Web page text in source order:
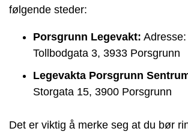
følgende steder:
Porsgrunn Legevakt:
Tollbodgata 3, 3933 Porsgrunn
Legevakta Porsgrunn
Storgata 15, 3900 Porsgrunn
Det er viktig å merke seg at du bør